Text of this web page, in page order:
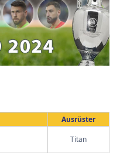
Ausrüster
Titan